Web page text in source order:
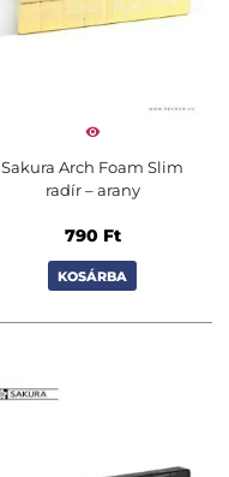
Sakura Arch Foam Slim
radír – arany
790 Ft
KOSÁRBA